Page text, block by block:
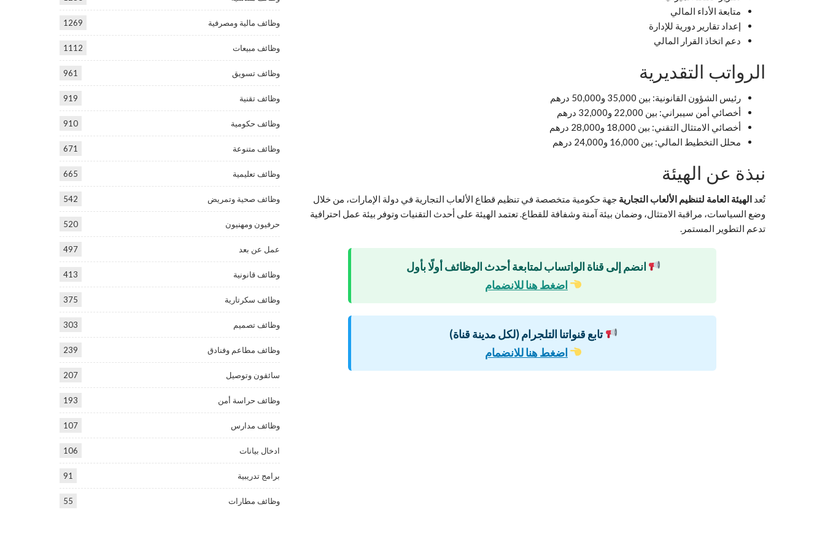
متابعة الأداء المالي
إعداد تقارير دورية للإدارة
دعم اتخاذ القرار المالي
الرواتب التقديرية
رئيس الشؤون القانونية: بين 35,000 و50,000 درهم
أخصائي أمن سيبراني: بين 22,000 و32,000 درهم
أخصائي الامتثال التقني: بين 18,000 و28,000 درهم
محلل التخطيط المالي: بين 16,000 و24,000 درهم
نبذة عن الهيئة
تُعد الهيئة العامة لتنظيم الألعاب التجارية جهة حكومية متخصصة في تنظيم قطاع الألعاب التجارية في دولة الإمارات، من خلال
وضع السياسات، مراقبة الامتثال، وضمان بيئة آمنة وشفافة للقطاع. تعتمد الهيئة على أحدث التقنيات وتوفر بيئة عمل احترافية
تدعم التطوير المستمر.
انضم إلى قناة الواتساب لمتابعة أحدث الوظائف أولًا بأول
اضغط هنا للانضمام
تابع قنواتنا التلجرام (لكل مدينة قناة)
اضغط هنا للانضمام
وظائف مالية ومصرفية 1269
وظائف مبيعات 1112
وظائف تسويق 961
وظائف تقنية 919
وظائف حكومية 910
وظائف متنوعة 671
وظائف تعليمية 665
وظائف صحية وتمريض 542
حرفيون ومهنيون 520
عمل عن بعد 497
وظائف قانونية 413
وظائف سكرتارية 375
وظائف تصميم 303
وظائف مطاعم وفنادق 239
سائقون وتوصيل 207
وظائف حراسة أمن 193
وظائف مدارس 107
ادخال بيانات 106
برامج تدريبية 91
وظائف مطارات 55